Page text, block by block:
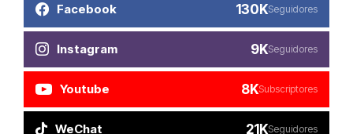
Facebook 130KSeguidores
Instagram 9KSeguidores
Youtube 8KSubscriptores
WeChat 21KSeguidores